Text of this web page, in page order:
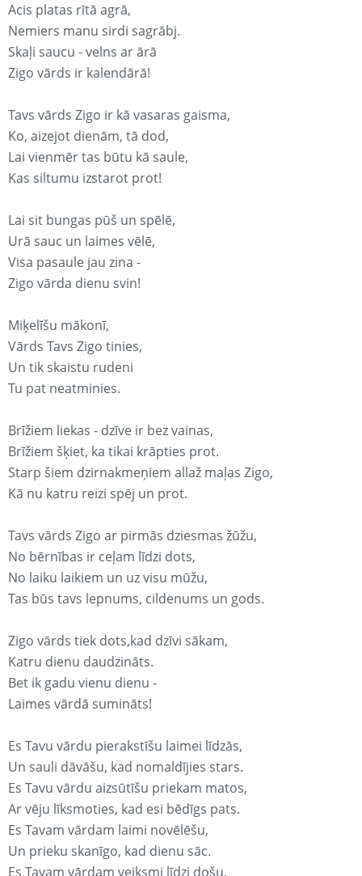
Acis platas rītā agrā,
Nemiers manu sirdi sagrābj.
Skaļi saucu - velns ar ārā
Zigo vārds ir kalendārā!
Tavs vārds Zigo ir kā vasaras gaisma,
Ko, aizejot dienām, tā dod,
Lai vienmēr tas būtu kā saule,
Kas siltumu izstarot prot!
Lai sit bungas pūš un spēlē,
Urā sauc un laimes vēlē,
Visa pasaule jau zina -
Zigo vārda dienu svin!
Miķelīšu mākonī,
Vārds Tavs Zigo tinies,
Un tik skaistu rudeni
Tu pat neatminies.
Brīžiem liekas - dzīve ir bez vainas,
Brīžiem šķiet, ka tikai krāpties prot.
Starp šiem dzirnakmeņiem allaž maļas Zigo,
Kā nu katru reizi spēj un prot.
Tavs vārds Zigo ar pirmās dziesmas žūžu,
No bērnības ir ceļam līdzi dots,
No laiku laikiem un uz visu mūžu,
Tas būs tavs lepnums, cildenums un gods.
Zigo vārds tiek dots,kad dzīvi sākam,
Katru dienu daudzināts.
Bet ik gadu vienu dienu -
Laimes vārdā sumināts!
Es Tavu vārdu pierakstīšu laimei līdzās,
Un sauli dāvāšu, kad nomaldījies stars.
Es Tavu vārdu aizsūtīšu priekam matos,
Ar vēju līksmoties, kad esi bēdīgs pats.
Es Tavam vārdam laimi novēlēšu,
Un prieku skanīgo, kad dienu sāc.
Es Tavam vārdam veiksmi līdzi došu,